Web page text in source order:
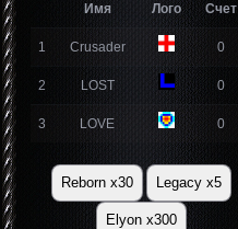
Имя Лого Счет
1 Crusader 0
2 LOST 0
3 LOVE 0
Reborn x30 Legacy x5
Elyon x300